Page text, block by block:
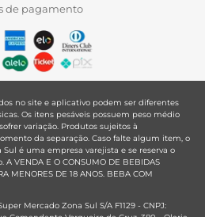
de pagamento
no site e aplicativo podem ser diferentes
Os itens pesáveis possuem peso médio
variação. Produtos sujeitos à
da separação. Caso falte algum item, o
é uma empresa varejista e se reserva o
VENDA E O CONSUMO DE BEBIDAS
MENORES DE 18 ANOS. BEBA COM
Mercado Zona Sul S/A F1129 - CNPJ: